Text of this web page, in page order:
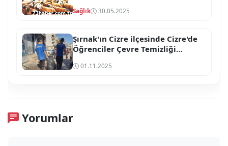
Sağlık 30.05.2025
Şırnak'ın Cizre ilçesinde Cizre'de
Öğrenciler Çevre Temizliği
01.11.2025
Yorumlar